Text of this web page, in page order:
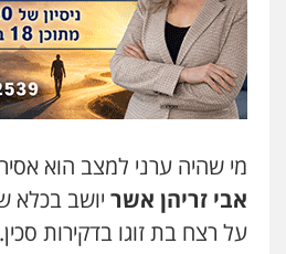
מי שהיה ערני למצב הוא
אבי זריהן אשר
על רצח בת זוגו בדקירות